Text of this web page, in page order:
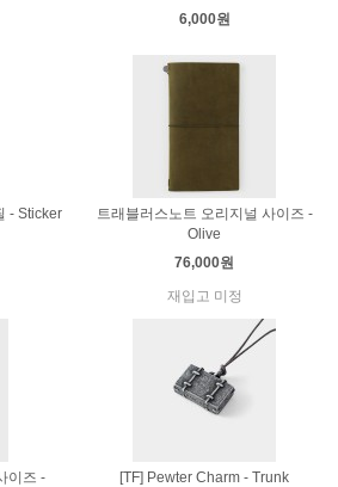
6,000원
- Sticker
트래블러스노트 오리지널 사이즈 -
Olive
76,000원
재입고 미정
이즈 -
[TF] Pewter Charm - Trunk